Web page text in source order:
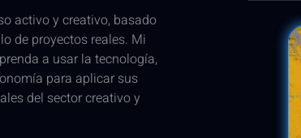
activo y creativo, basado
de proyectos reales. Mi
a usar la tecnología,
para aplicar sus
del sector creativo y